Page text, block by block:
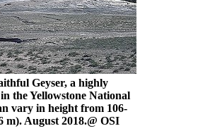
Geyser, a highly
the Yellowstone National
vary in height from 106-
m). August 2018.@ OSI